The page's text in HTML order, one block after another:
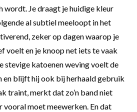
wordt. Je draagt je huidige kleur
al subtiel meeloopt in het
zeker op dagen waarop je
voelt en je knoop net iets te vaak
stevige katoenen weving voelt de
en blijft hij ook bij herhaald gebruik
traint, merkt dat zo’n band niet
vooral moet meewerken. En dat